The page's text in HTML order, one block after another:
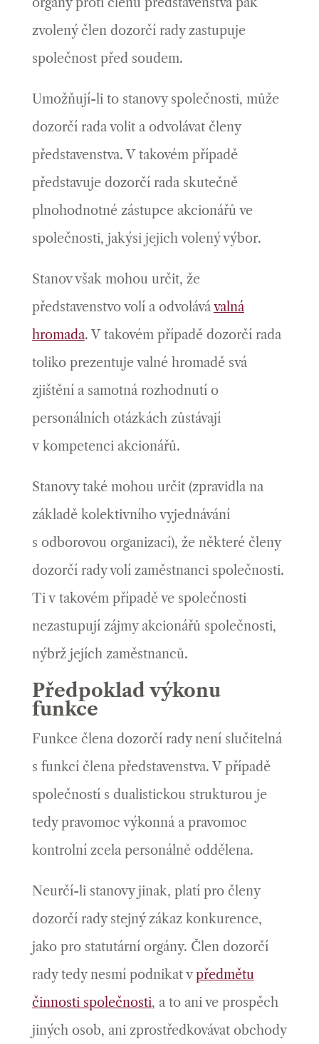
zvolený člen dozorčí rady zastupuje
společnost před soudem.
Umožňují-li to stanovy společnosti, může
dozorčí rada volit a odvolávat členy
představenstva. V takovém případě
představuje dozorčí rada skutečně
plnohodnotné zástupce akcionářů ve
společnosti, jakýsi jejich volený výbor.
Stanov však mohou určit, že
představenstvo volí a odvolávávalná
hromada. V takovém případě dozorčí rada
toliko prezentuje valné hromadě svá
zjištění a samotná rozhodnutí o
personálních otázkách zůstávají
v kompetenci akcionářů.
Stanovy také mohou určit (zpravidla na
základě kolektivního vyjednávání
s odborovou organizací), že některé členy
dozorčí rady volí zaměstnanci společnosti.
Ti v takovém případě ve společnosti
nezastupují zájmy akcionářů společnosti,
nýbrž jejích zaměstnanců.
Předpoklad výkonu
funkce
Funkce člena dozorčí rady není slučitelná
s funkcí člena představenstva. V případě
společností s dualistickou strukturou je
tedy pravomoc výkonná a pravomoc
kontrolní zcela personálně oddělena.
Neurčí-li stanovy jinak, platí pro členy
dozorčí rady stejný zákaz konkurence,
jako pro statutární orgány. Člen dozorčí
rady tedy nesmí podnikat vpředmětu
činnosti společnosti, a to ani ve prospěch
jiných osob, ani zprostředkovávat obchody